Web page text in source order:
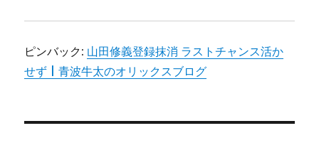
ピンバック: 山田修義登録抹消 ラストチャンス活か
せず | 青波牛太のオリックスブログ